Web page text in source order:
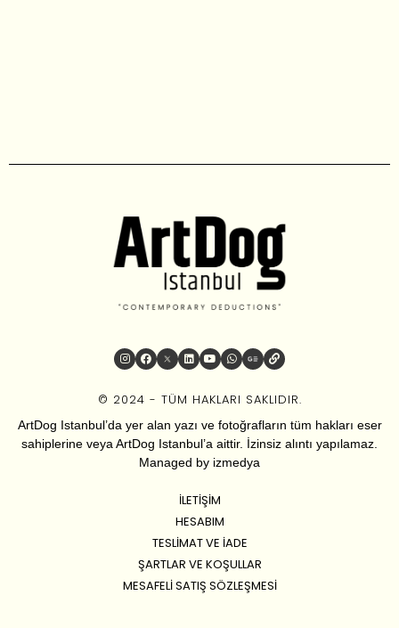
© 2024 - TÜM HAKLARI SAKLIDIR.
ArtDog Istanbul’da yer alan yazı ve fotoğrafların tüm hakları eser
sahiplerine veya ArtDog Istanbul’a aittir. İzinsiz alıntı yapılamaz.
Managed by izmedya
İLETIŞIM
HESABIM
TESLIMAT VE İADE
ŞARTLAR VE KOŞULLAR
MESAFELI SATIŞ SÖZLEŞMESI